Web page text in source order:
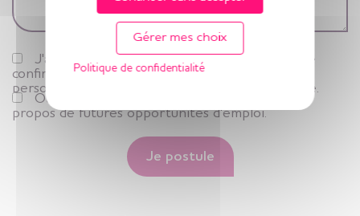
J'ai bien lu la Politique de confidentialité et je
confirme que Espace et Vie stocke mes données
personnelles pour pouvoir traiter ma candidature.
Oui, Espace et Vie peut aussi me contacter à
propos de futures opportunités d'emploi.
Je postule
Gérer mes choix
Politique de confidentialité